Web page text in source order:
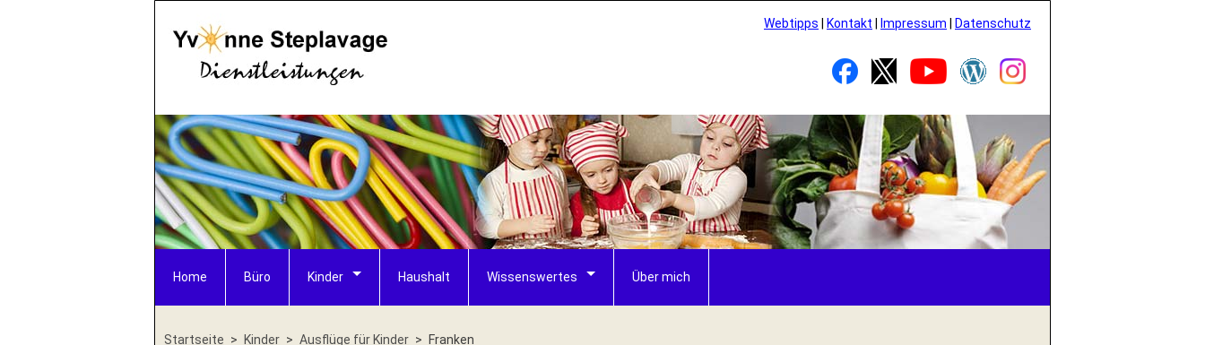
Webtipps Kontakt Impressum Datenschutz
Home Büro Kinder Haushalt Wissenswertes Über mich
Startseite Kinder Ausflüge für Kinder Franken